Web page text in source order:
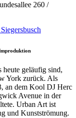
260 /
geläufig sind,
York zurück. Als
an dem Kool DJ Herc
Avenue in der
Urban Art ist
und Kunstströmung.